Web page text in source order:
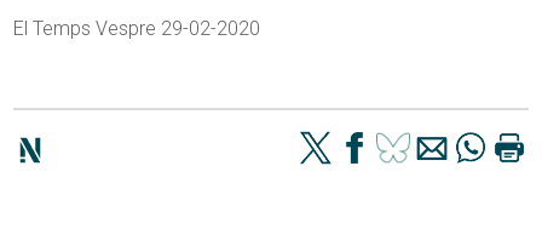
El Temps Vespre 29-02-2020